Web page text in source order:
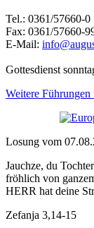
Tel.: 0361/57660-0
Fax: 0361/57660-
E-Mail:
Gottesdienst
Weitere Führungen
Losung vom
Jauchze, du
fröhlich von
HERR hat deine
Zefanja 3,14-15